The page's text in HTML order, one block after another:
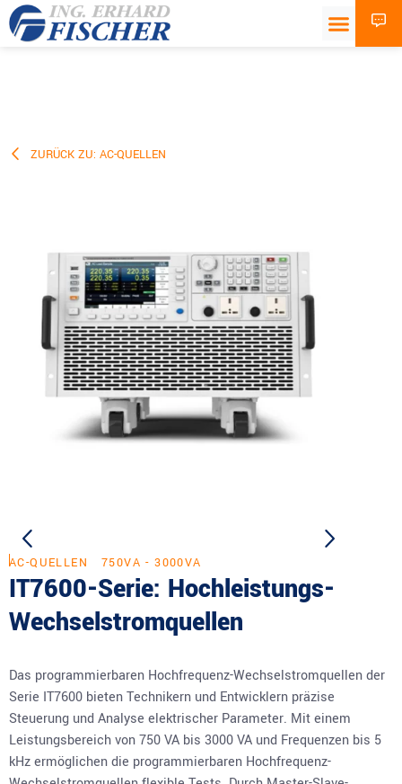
ZURÜCK ZU: AC-QUELLEN
AC-QUELLEN 750VA - 3000VA
IT7600-Serie: Hochleistungs-
Wechselstromquellen
Das programmierbaren Hochfrequenz-Wechselstromquellen der
Serie IT7600 bieten Technikern und Entwicklern präzise
Steuerung und Analyse elektrischer Parameter. Mit einem
Leistungsbereich von 750 VA bis 3000 VA und Frequenzen bis 5
kHz ermöglichen die programmierbaren Hochfrequenz-